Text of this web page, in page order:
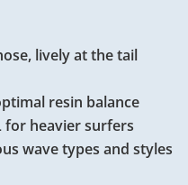
lively at the tail
resin balance
for heavier surfers
wave types and styles